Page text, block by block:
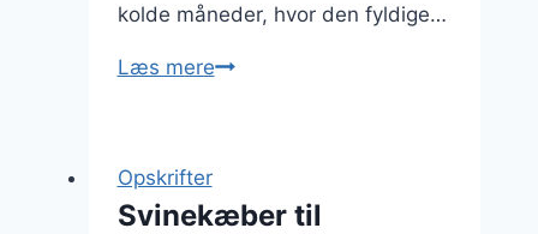
kolde måneder, hvor den fyldige…
Læs mereSvinekæber
Opskrifter
Svinekæber til